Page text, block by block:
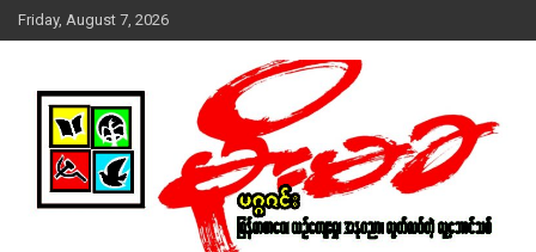
Skip
to
Friday, August 7, 2026